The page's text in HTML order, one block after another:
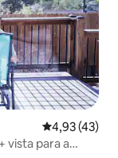
4,93 de uma
4,93 (43)
vista para a